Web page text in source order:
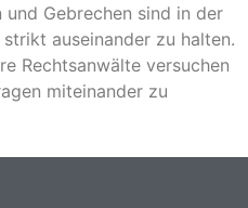
Gebrechen sind in der
auseinander zu halten.
Rechtsanwälte versuchen
miteinander zu